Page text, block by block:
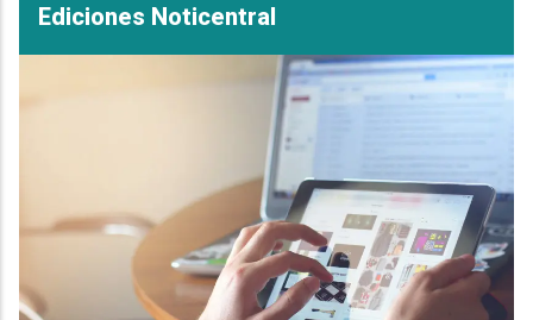
Ediciones Noticentral